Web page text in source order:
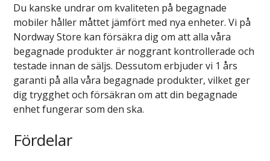
Du kanske undrar om kvaliteten på begagnade
mobiler håller måttet jämfört med nya enheter. Vi på
Nordway Store kan försäkra dig om att alla våra
begagnade produkter är noggrant kontrollerade och
testade innan de säljs. Dessutom erbjuder vi 1 års
garanti på alla våra begagnade produkter, vilket ger
dig trygghet och försäkran om att din begagnade
enhet fungerar som den ska.
Fördelar